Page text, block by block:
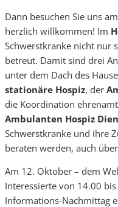
Dann besuchen Sie uns
herzlich willkommen! Im
Schwerstkranke nicht nur
betreut. Damit sind drei
unter dem Dach des
stationäre Hospiz, der
die Koordination
Ambulanten Hospiz
Schwerstkranke und ihre
beraten werden, auch
Am 12. Oktober – dem
Interessierte von 14.00
Informations-Nachmittag